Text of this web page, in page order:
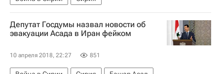
Депутат Госдумы назвал новости об
эвакуации Асада в Иран фейком
10 апреля 2018, 22:27 851